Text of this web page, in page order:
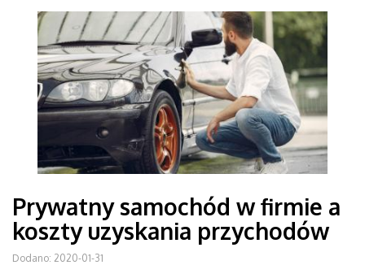
Prywatny samochód w firmie a
koszty uzyskania przychodów
Dodano: 2020-01-31